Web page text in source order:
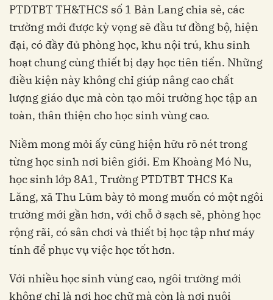
PTDTBT TH&THCS số 1 Bản Lang chia sẻ, các
trường mới được kỳ vọng sẽ đầu tư đồng bộ, hiện
đại, có đầy đủ phòng học, khu nội trú, khu sinh
hoạt chung cùng thiết bị dạy học tiên tiến. Những
điều kiện này không chỉ giúp nâng cao chất
lượng giáo dục mà còn tạo môi trường học tập an
toàn, thân thiện cho học sinh vùng cao.
Niềm mong mỏi ấy cũng hiện hữu rõ nét trong
từng học sinh nơi biên giới. Em Khoàng Mó Nu,
học sinh lớp 8A1, Trường PTDTBT THCS Ka
Lăng, xã Thu Lũm bày tỏ mong muốn có một ngôi
trường mới gần hơn, với chỗ ở sạch sẽ, phòng học
rộng rãi, có sân chơi và thiết bị học tập như máy
tính để phục vụ việc học tốt hơn.
Với nhiều học sinh vùng cao, ngôi trường mới
không chỉ là nơi học chữ mà còn là nơi nuôi